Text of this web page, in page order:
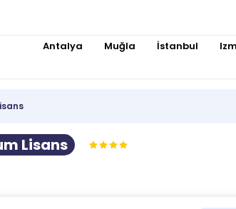
Antalya Muğla İstanbul
Lisans